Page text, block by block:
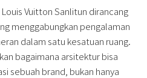
Vuitton Sanlitun dirancang
menggabungkan pengalaman
dalam satu kesatuan ruang.
bagaimana arsitektur bisa
sebuah brand, bukan hanya